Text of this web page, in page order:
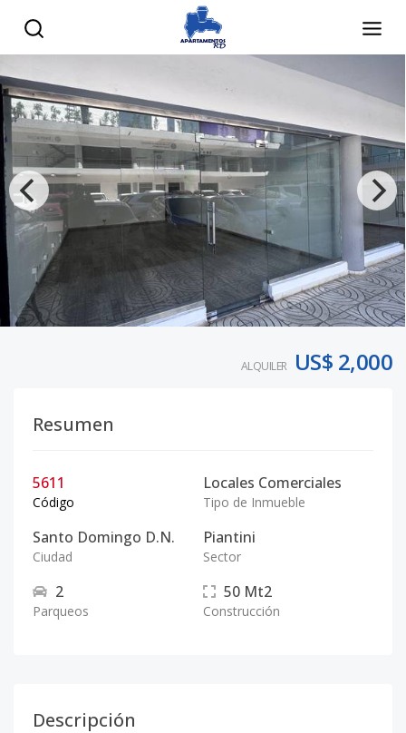
ALQUILER US$ 2,000
Resumen
5611
Código
Locales Comerciales
Tipo de Inmueble
Santo Domingo D.N.
Ciudad
Piantini
Sector
2
Parqueos
50 Mt2
Construcción
Descripción